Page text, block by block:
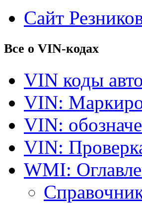
Сайт
Все о VIN-кодах
VIN коды
VIN:
VIN:
VIN:
WMI: